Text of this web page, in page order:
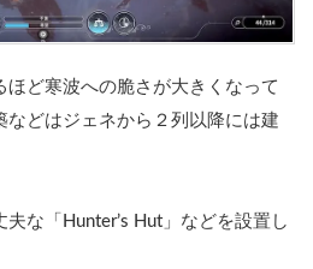
ほど寒波への脆さが大きくなって
などはジェネから２列以降には建
な「Hunter’s Hut」などを設置し